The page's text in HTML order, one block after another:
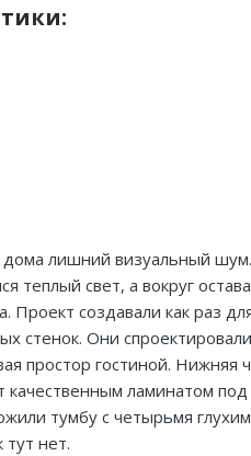
лишний визуальный
теплый свет, а вокруг
Проект создавали как раз
стенок. Они
простор гостиной. Нижняя
ламинатом под
тумбу с четырьмя
нет.